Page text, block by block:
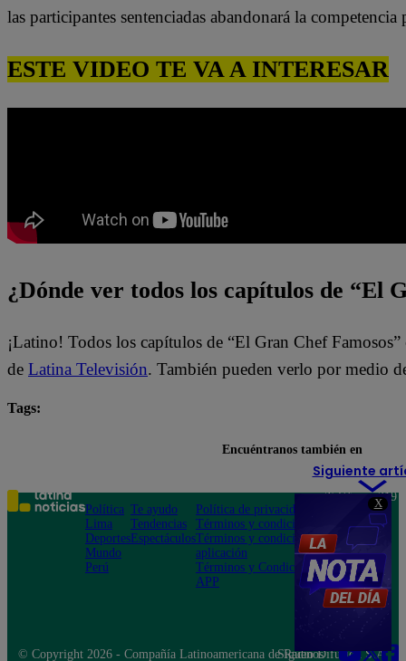
X
las participantes sentenciadas abandonará la competencia
ESTE VIDEO TE VA A INTERESAR
¿Dónde ver todos los capítulos de “El
¡Latino! Todos los capítulos de “El Gran Chef
de Latina Televisión. También pueden verlo por medio
Tags:
Siguiente
Encuéntranos también en
Política
Lima
Deportes
Mundo
Perú
Te ayudo
Tendencias
Espectáculos
Política de privacidad
Términos y condiciones
Términos y condiciones
aplicación
Términos y Condiciones
APP
Teléfono: 219
Av. San
Felipe 968
Jesús María
© Copyright 2026 - Compañía Latinoamericana de Radio Difusión S.A.
Síguenos